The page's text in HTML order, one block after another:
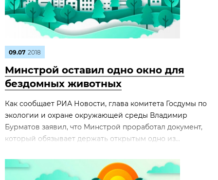
09.07 2018
Минстрой оставил одно окно для
бездомных животных
Как сообщает РИА Новости, глава комитета Госдумы по
экологии и охране окружающей среды Владимир
Бурматов заявил, что Минстрой проработал документ,
который обязывает держать открытым одно из...